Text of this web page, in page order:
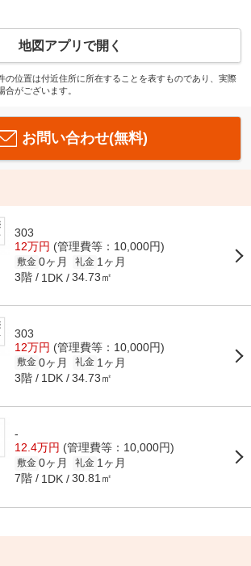
地図アプリで開く
位置は付近住所に所在することを表すものであり、実際
がございます。
お問い合わせ(無料)
303
12万円 (管理費等：10,000円)
敷金 0ヶ月 礼金 1ヶ月
3階 1DK 34.73㎡
303
12万円 (管理費等：10,000円)
敷金 0ヶ月 礼金 1ヶ月
3階 1DK 34.73㎡
-
12.4万円 (管理費等：10,000円)
敷金 0ヶ月 礼金 1ヶ月
7階 1DK 30.81㎡